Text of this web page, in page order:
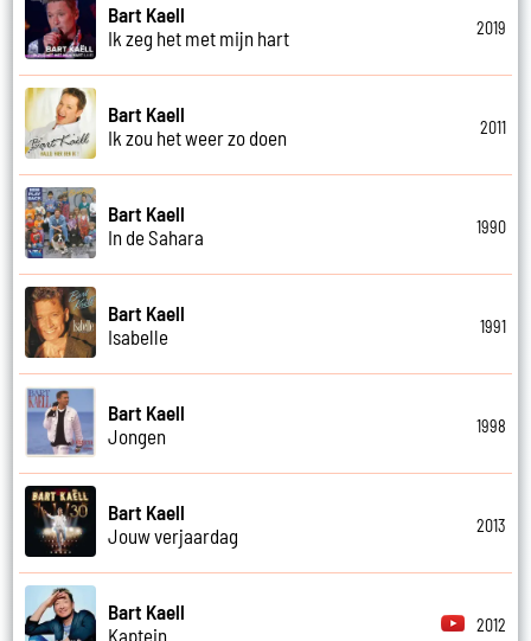
Bart Kaell
Ik zeg het met mijn hart
2019
Bart Kaell
Ik zou het weer zo doen
2011
Bart Kaell
In de Sahara
1990
Bart Kaell
Isabelle
1991
Bart Kaell
Jongen
1998
Bart Kaell
Jouw verjaardag
2013
Bart Kaell
Kaptein
2012